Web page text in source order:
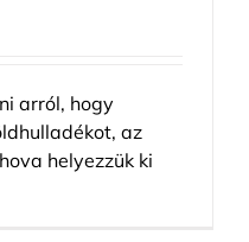
arról, hogy
az
helyezzük ki